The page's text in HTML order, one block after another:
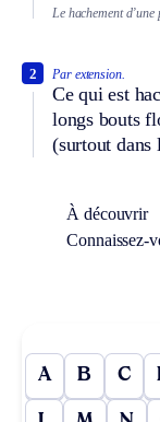
Le hachement d’une
Par extension.
Ce qui est
longs bouts
(surtout dans
2
À découvrir
Connaissez-
A B C